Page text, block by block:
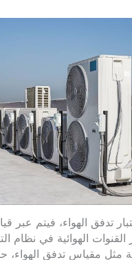
تدفق الهواء، فيتم عبر
القنوات الهوائية في نظام
مثل مقياس تدفق الهواء،